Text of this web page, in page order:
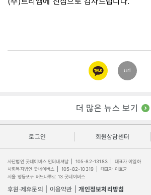
카카오
링크
url
더 많은 뉴스 보기
로그인 회원상담센터
사단법인 굿네이버스 인터내셔날 105-82-13183
대표자 이일하
사회복지법인 굿네이버스
105-82-10319
대표자 이호균
서울 영등포구 버드나루로 13 굿네이버스
후원·제휴문의 이용약관 개인정보처리방침